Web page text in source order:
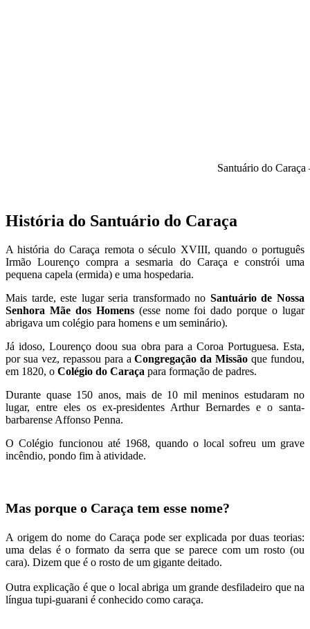
Santuário do Caraça
História do Santuário do Caraça
A história do Caraça remota o século XVIII, quando o português
Irmão Lourençocompra a sesmaria do Caraça e constrói uma
pequena capela (ermida) e uma hospedaria.
Mais tarde, este lugar seria transformado no Santuário de Nossa
Senhora Mãe dos Homens(esse nome foi dado porque o lugar
abrigava um colégio para homens e um seminário).
Já idoso, Lourenço doou sua obra para a Coroa Portuguesa. Esta,
por sua vez, repassou para aCongregação da Missão que fundou,
em 1820, o Colégio do Caraça para formação de padres.
Durante quase 150 anos, mais de 10 mil meninos estudaram no
lugar, entre eles os ex-presidentes Arthur Bernardes e o santa-
barbarense Affonso Penna.
O Colégio funcionou até 1968, quando o local sofreu um grave
incêndio, pondo fim à atividade.
Mas porque o Caraça tem esse nome?
A origem do nome do Caraça pode ser explicada por duas teorias:
uma delas é o formato da serra que se parece com um rosto (ou
cara). Dizem que é o rosto de um gigante deitado.
Outra explicação é que o local abriga um grande desfiladeiro que na
língua tupi-guarani é conhecido como caraça.